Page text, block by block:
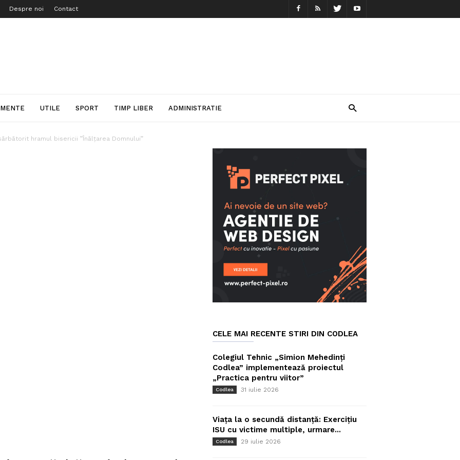
Despre noi Contact
UTILE SPORT TIMP LIBER ADMINISTRATIE
hramul bisericii ”Înălțarea Domnului”
CELE MAI RECENTE STIRI DIN CODLEA
Colegiul Tehnic „Simion Mehedinți
Codlea” implementează proiectul
„Practica pentru viitor”
Codlea 31 iulie 2026
Viața la o secundă distanță: Exercițiu
ISU cu victime multiple, urmare...
Codlea 29 iulie 2026